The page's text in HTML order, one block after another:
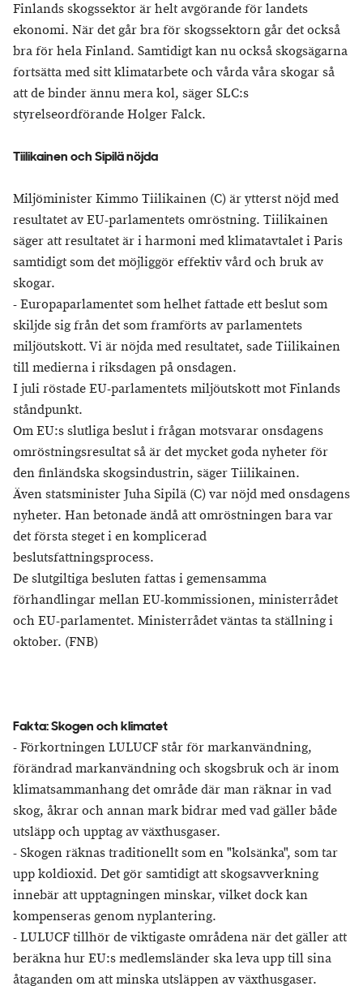
Finlands skogssektor är helt avgörande för landets
ekonomi. När det går bra för skogssektorn går det också
bra för hela Finland. Samtidigt kan nu också skogsägarna
fortsätta med sitt klimatarbete och vårda våra skogar så
att de binder ännu mera kol, säger SLC:s
styrelseordförande Holger Falck.
Tiilikainen och Sipilä nöjda
Miljöminister Kimmo Tiilikainen (C) är ytterst nöjd med
resultatet av EU-parlamentets omröstning. Tiilikainen
säger att resultatet är i harmoni med klimatavtalet i Paris
samtidigt som det möjliggör effektiv vård och bruk av
skogar.
- Europaparlamentet som helhet fattade ett beslut som
skiljde sig från det som framförts av parlamentets
miljöutskott. Vi är nöjda med resultatet, sade Tiilikainen
till medierna i riksdagen på onsdagen.
I juli röstade EU-parlamentets miljöutskott mot Finlands
ståndpunkt.
Om EU:s slutliga beslut i frågan motsvarar onsdagens
omröstningsresultat så är det mycket goda nyheter för
den finländska skogsindustrin, säger Tiilikainen.
Även statsminister Juha Sipilä (C) var nöjd med onsdagens
nyheter. Han betonade ändå att omröstningen bara var
det första steget i en komplicerad
beslutsfattningsprocess.
De slutgiltiga besluten fattas i gemensamma
förhandlingar mellan EU-kommissionen, ministerrådet
och EU-parlamentet. Ministerrådet väntas ta ställning i
oktober. (FNB)
Fakta: Skogen och klimatet
- Förkortningen LULUCF står för markanvändning,
förändrad markanvändning och skogsbruk och är inom
klimatsammanhang det område där man räknar in vad
skog, åkrar och annan mark bidrar med vad gäller både
utsläpp och upptag av växthusgaser.
- Skogen räknas traditionellt som en "kolsänka", som tar
upp koldioxid. Det gör samtidigt att skogsavverkning
innebär att upptagningen minskar, vilket dock kan
kompenseras genom nyplantering.
- LULUCF tillhör de viktigaste områdena när det gäller att
beräkna hur EU:s medlemsländer ska leva upp till sina
åtaganden om att minska utsläppen av växthusgaser.